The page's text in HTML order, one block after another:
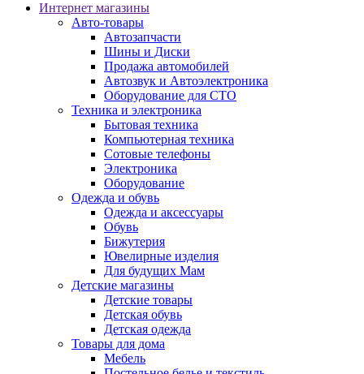
Интернет магазины
Авто-товары
Автозапчасти
Шины и Диски
Продажа автомобилей
Автозвук и Автоэлектроника
Оборудование для СТО
Техника и электроника
Бытовая техника
Компьютерная техника
Сотовые телефоны
Электроника
Оборудование
Одежда и обувь
Одежда и аксессуары
Обувь
Бижутерия
Ювелирные изделия
Для будущих Мам
Детские магазины
Детские товары
Детская обувь
Детская одежда
Товары для дома
Мебель